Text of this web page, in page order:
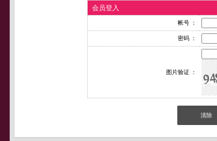
会员登入
帐号 ：
密码 ：
图片验证 ：